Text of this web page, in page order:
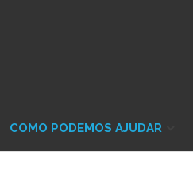
COMO PODEMOS AJUDAR